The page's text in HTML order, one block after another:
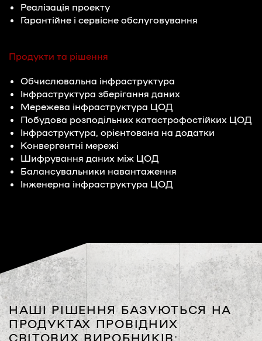
Реалізація проекту
Гарантійне і сервісне обслуговування
Продукти та рішення
Обчислювальна інфраструктура
Інфраструктура зберігання даних
Мережева інфраструктура ЦОД
Побудова розподільних катастрофостійких ЦОД
Інфраструктура, орієнтована на додатки
Конвергентні мережі
Шифрування даних між ЦОД
Балансувальники навантаження
Інженерна інфраструктура ЦОД
НАШІ РІШЕННЯ БАЗУЮТЬСЯ НА
ПРОДУКТАХ ПРОВІДНИХ
СВІТОВИХ ВИРОБНИКІВ: